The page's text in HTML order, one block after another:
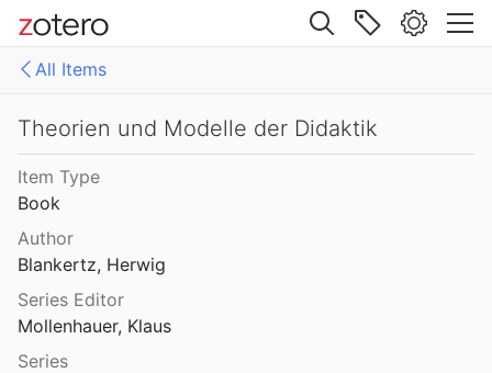
Site navigation
All Items
Gesamtausgabe (KMG)
All Items
1: Klaus Mollenhauer: Werke
3: Archivdokumente
Theorien und Modelle der Didaktik
Item Type
Book
Author
Blankertz, Herwig
Series Editor
Mollenhauer, Klaus
Series